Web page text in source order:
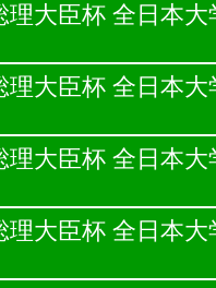
理大臣杯 全日本
理大臣杯 全日本
理大臣杯 全日本
理大臣杯 全日本